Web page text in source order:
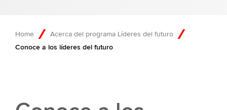
Home
Acerca del programa Líderes del futuro
Conoce a los líderes del futuro